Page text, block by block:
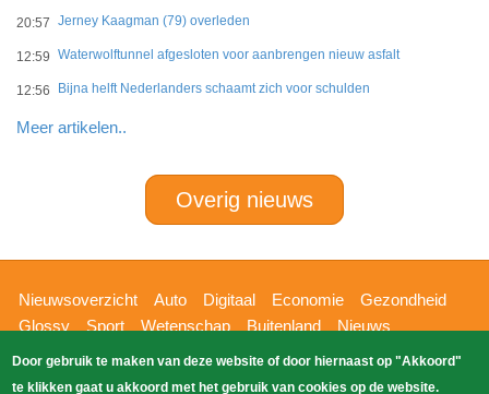
20:57 Jerney Kaagman (79) overleden
12:59 Waterwolftunnel afgesloten voor aanbrengen nieuw asfalt
12:56 Bijna helft Nederlanders schaamt zich voor schulden
Meer artikelen..
Overig nieuws
Hoofdnavigatie
Nieuwsoverzicht Auto Digitaal Economie
Gezondheid
Glossy
Sport Wetenschap Buitenland
Nieuws
Bizzpress
Blik op 112 Provincies
Weekoverzicht
Zoeken
Copyright Blik Op Nieuws 2026gehost
Door gebruik te maken van deze website of door hiernaast op "Akkoord"
te klikken gaat u akkoord met het gebruik van cookies op de website.